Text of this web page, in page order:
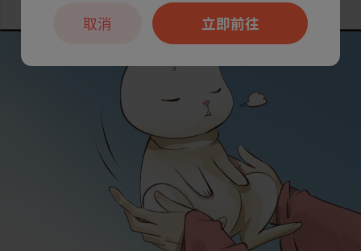
立即前往
取消